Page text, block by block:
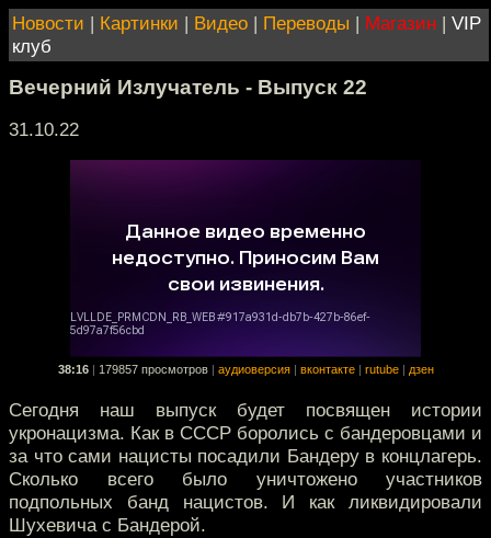
Новости | Картинки | Видео | Переводы | Магазин | VIP
клуб
Вечерний Излучатель - Выпуск 22
31.10.22
38:16 179857 просмотров аудиоверсия вконтакте rutube дзен
Сегодня наш выпуск будет посвящен истории
укронацизма. Как в СССР боролись с бандеровцами и
за что сами нацисты посадили Бандеру в концлагерь.
Сколько всего было уничтожено участников
подпольных банд нацистов. И как ликвидировали
Шухевича с Бандерой.